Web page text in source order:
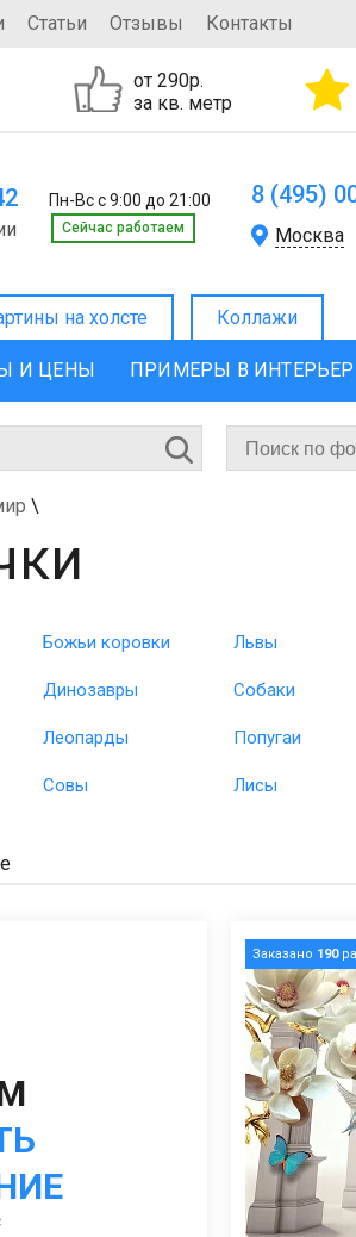
Статьи Отзывы Контакты
от 290р.
за кв. метр
Пн-Вс с 9:00 до 21:00
Cейчас работаем
8 (495)
Москва
на холсте Коллажи
И ЦЕНЫ ПРИМЕРЫ В
\
Божьи коровки Львы
Динозавры Собаки
Леопарды Попугаи
Совы Лисы
Заказано 190